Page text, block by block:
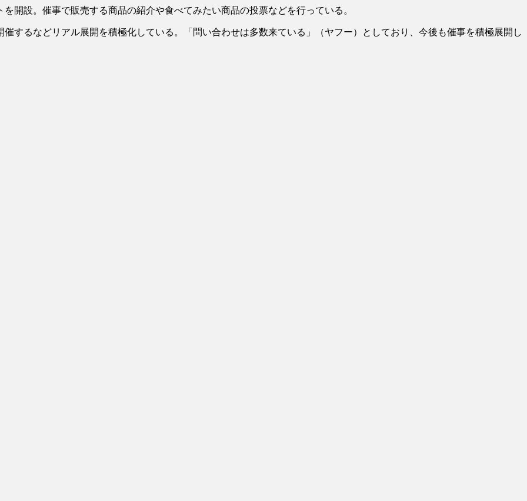
開設。催事で販売する商品の紹介や食べてみたい商品の投票などを行っている。
するなどリアル展開を積極化している。「問い合わせは多数来ている」（ヤフー）としており、今後も催事を積極展開し